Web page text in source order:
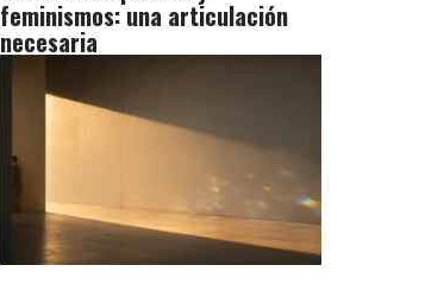
feminismos: una articulación
necesaria